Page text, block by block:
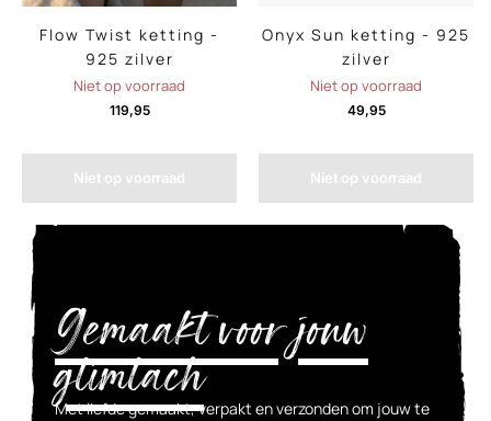
Flow Twist ketting -
925 zilver
Niet op voorraad
119,95
Niet op voorraad
Onyx Sun ketting - 925
zilver
Niet op voorraad
49,95
Niet op voorraad
Gemaakt voor jouw
glimlach
Met liefde gemaakt, verpakt en verzonden om jouw te